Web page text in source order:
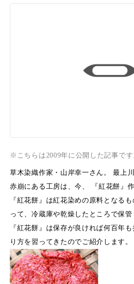
※こちらは2009年に公開した記事です
草木染織作家・山岸幸一さん。 最上
赤崩にある工房は、今、 『紅花餅』
『紅花餅』は紅花染めの原料となる
って、冷蔵庫や乾燥したところで保
『紅花餅』は保存が良ければ何百年
り方を習ってきたのでご紹介します。